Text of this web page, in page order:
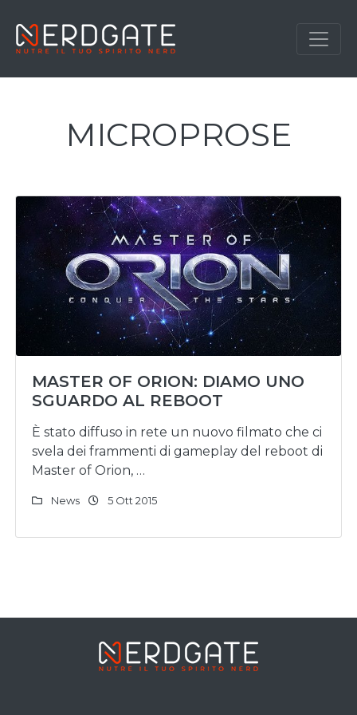
MICROPROSE
MASTER OF ORION: DIAMO UNO
SGUARDO AL REBOOT
È stato diffuso in rete un nuovo filmato che ci
svela dei frammenti di gameplay del reboot di
Master of Orion, …
News 5 Ott 2015